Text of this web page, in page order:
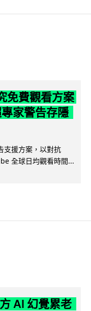
免費觀看方案
家警告存隱
支援方案，以對抗
全球日均觀看時間...
AI 幻覺累老